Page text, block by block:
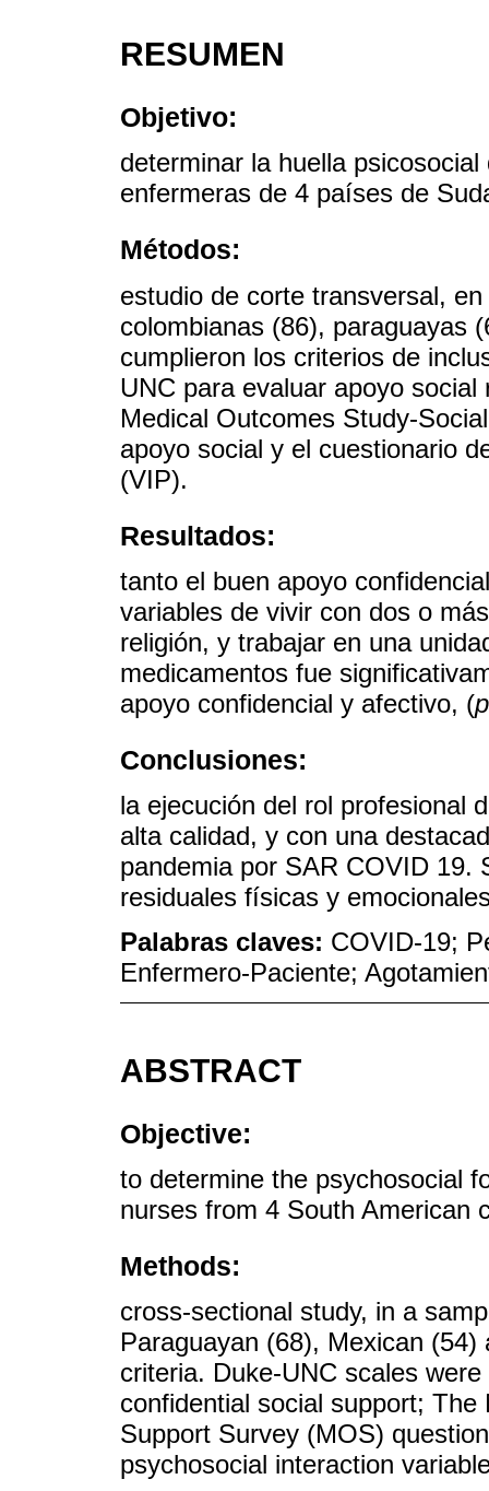
RESUMEN
Objetivo:
determinar la huella
enfermeras de 4 países de
Métodos:
estudio de corte transversal,
colombianas (86), paraguayas
cumplieron los criterios de
UNC para evaluar apoyo
Medical Outcomes Study-
apoyo social y el cuestionario
(VIP).
Resultados:
tanto el buen apoyo
variables de vivir con dos o
religión, y trabajar en una
medicamentos fue
apoyo confidencial y afectivo, (p
Conclusiones:
la ejecución del rol profesional
alta calidad, y con una
pandemia por SAR COVID 19.
residuales físicas y
Palabras claves: COVID-19;
Enfermero-Paciente;
ABSTRACT
Objective:
to determine the psychosocial
nurses from 4 South American
Methods:
cross-sectional study, in a
Paraguayan (68), Mexican
criteria. Duke-UNC scales
confidential social support;
Support Survey (MOS)
psychosocial interaction